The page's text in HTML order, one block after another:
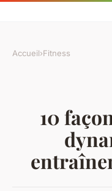
Accueil›Fitness
10